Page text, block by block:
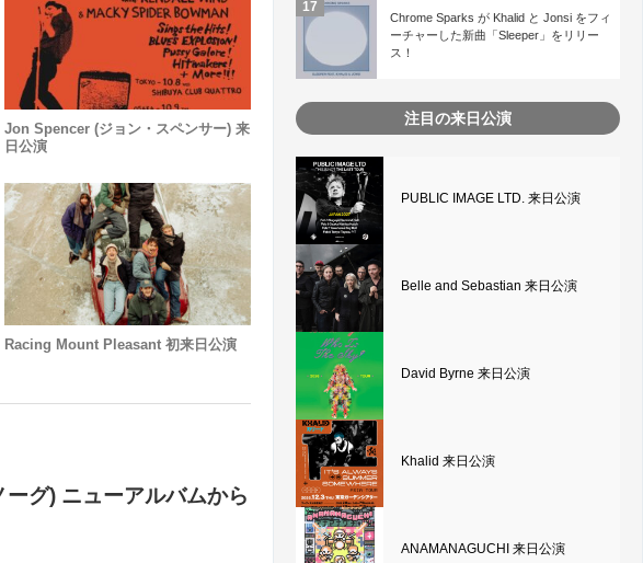
Jon Spencer (ジョン・スペンサー) 来
日公演
Racing Mount Pleasant 初来日公演
グ) ニューアルバムから
Chrome Sparks が Khalid と Jonsi をフィ
ーチャーした新曲「Sleeper」をリリー
ス！
注目の来日公演
PUBLIC IMAGE LTD. 来日公演
Belle and Sebastian 来日公演
David Byrne 来日公演
Khalid 来日公演
ANAMANAGUCHI 来日公演